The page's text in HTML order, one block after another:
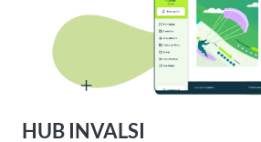
HUB INVALSI